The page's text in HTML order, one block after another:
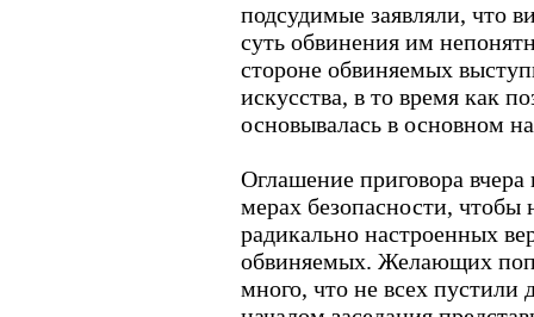
подсудимые заявляли, что
суть обвинения им
стороне обвиняемых
искусства, в то время как
основывалась в основном на
Оглашение приговора
мерах безопасности, чтобы
радикально настроенных
обвиняемых. Желающих
много, что не всех пустили